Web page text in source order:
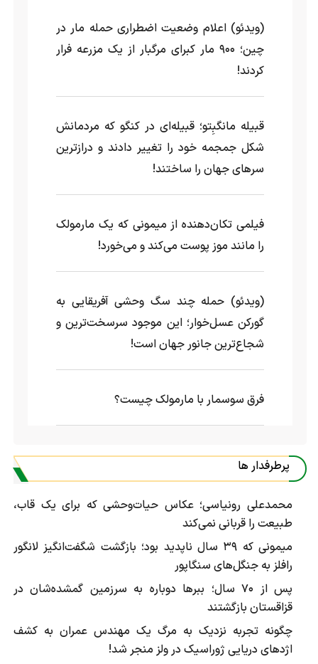
(ویدئو) اعلام وضعیت اضطراری حمله مار‌ در
چین؛ ۹۰۰ مار کبرای مرگبار از یک مزرعه‌ فرار
کردند!
قبیله مانگبِتو؛ قبیله‌ای در کنگو که مردمانش
شکل جمجمه خود را تغییر دادند و درازترین
سرهای جهان را ساختند!
فیلمی تکان‌دهنده از میمونی که یک مارمولک
را مانند موز پوست می‌کند و می‌خورد!
(ویدئو) حمله چند سگ وحشی آفریقایی به
گورکن عسل‌خوار؛ این موجود سرسخت‌ترین و
شجاع‌ترین جانور جهان است!
فرق سوسمار با مارمولک چیست؟
پرطرفدار ها
محمدعلی رونیاسی؛ عکاس حیات‌وحشی که برای یک قاب،
طبیعت را قربانی نمی‌کند
میمونی که ۳۹ سال ناپدید بود؛ بازگشت شگفت‌انگیز لانگور
رافلز به جنگل‌های سنگاپور
پس از ۷۰ سال؛ ببرها دوباره به سرزمین گمشده‌شان در
قزاقستان بازگشتند
چگونه تجربه نزدیک به مرگ یک مهندس عمران به کشف
اژد‌های دریایی ژوراسیک در ولز منجر شد!